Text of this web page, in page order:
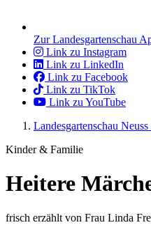
Zur Landesgartenschau
Link zu Instagram
Link zu LinkedIn
Link zu Facebook
Link zu TikTok
Link zu YouTube
Landesgartenschau
Kinder & Familie
Heitere
frisch erzählt von Frau Linda